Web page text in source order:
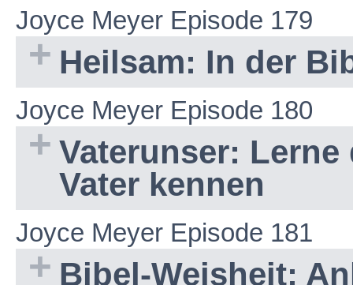
Joyce Meyer Episode 179
Heilsam: In der
Joyce Meyer Episode 180
Vaterunser:
Vater kennen
Joyce Meyer Episode 181
Bibel-Weisheit: